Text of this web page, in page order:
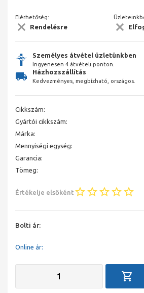
Elérhetőség:
Rendelésre
Személyes átvétel üzletünkben
Ingyenesen 4 átvételi ponton.
Házhozszállítás
Kedvezményes, megbízható, országos.
Cikkszám:
Gyártói cikkszám:
Márka:
Mennyiségi egység:
Garancia:
Tömeg:
Értékelje elsőként
Bolti ár:
Online ár: